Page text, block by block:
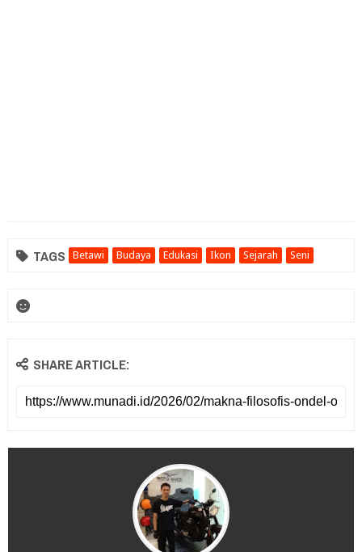
TAGS Betawi Budaya Edukasi Ikon Sejarah Seni
SHARE ARTICLE: